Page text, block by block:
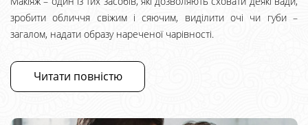
зробити обличчя свіжим і сяючим, виділити очі чи губи –
загалом, надати образу нареченої чарівності.
Читати повністю